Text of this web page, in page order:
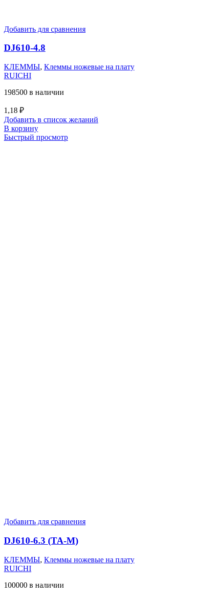
Добавить для сравнения
DJ610-4.8
КЛЕММЫ, Клеммы ножевые на плату
RUICHI
198500 в наличии
1,18 ₽
Добавить в список желаний
В корзину
Быстрый просмотр
Добавить для сравнения
DJ610-6.3 (TA-M)
КЛЕММЫ, Клеммы ножевые на плату
RUICHI
100000 в наличии